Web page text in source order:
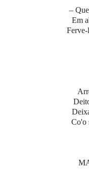
–
Em
Ferve-
Co'o